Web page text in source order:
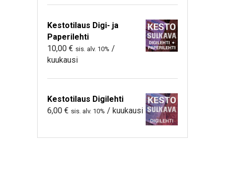
Kestotilaus Digi- ja
Paperilehti
10,00 € sis. alv. 10% /
kuukausi
Kestotilaus Digilehti
6,00 € sis. alv. 10% / kuukausi